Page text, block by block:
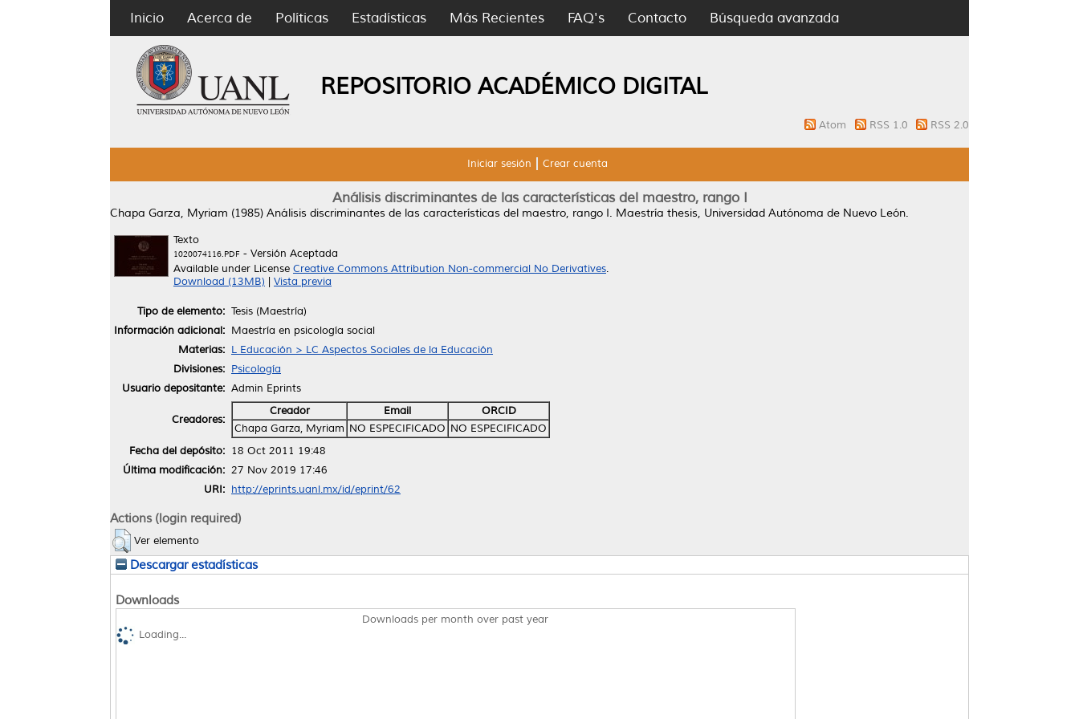
Inicio Acerca de Políticas Estadísticas Más Recientes FAQ's Contacto Búsqueda avanzada
REPOSITORIO ACADÉMICO DIGITAL
Atom RSS 1.0 RSS 2.0
Iniciar sesión Crear cuenta
Análisis discriminantes de las características del maestro, rango I
Chapa Garza, Myriam (1985) Análisis discriminantes de las características del maestro, rango I. Maestría thesis, Universidad Autónoma de Nuevo León.
Texto
1020074116.PDF - Versión Aceptada
Available under License Creative Commons Attribution Non-commercial No Derivatives.
Download (13MB)
Vista previa
Tipo de elemento: Tesis (Maestría)
Información adicional: Maestría en psicología social
Materias: L Educación > LC Aspectos Sociales de la Educación
Divisiones: Psicología
Usuario depositante: Admin Eprints
Creadores:
Creador Email
ORCID
Chapa Garza, Myriam NO ESPECIFICADO NO ESPECIFICADO
Fecha del depósito: 18 Oct 2011 19:48
Última modificación: 27 Nov 2019 17:46
URI: http://eprints.uanl.mx/id/eprint/62
Actions (login required)
Ver elemento
Descargar estadísticas
Downloads
Downloads per month over past year
Loading...